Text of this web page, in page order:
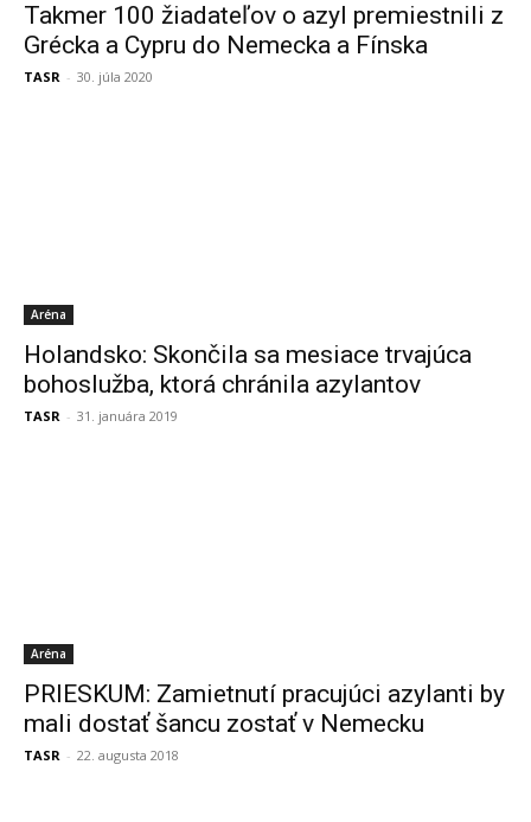
Takmer 100 žiadateľov o azyl premiestnili z
Grécka a Cypru do Nemecka a Fínska
TASR - 30. júla 2020
Aréna
Holandsko: Skončila sa mesiace trvajúca
bohoslužba, ktorá chránila azylantov
TASR - 31. januára 2019
Aréna
PRIESKUM: Zamietnutí pracujúci azylanti by
mali dostať šancu zostať v Nemecku
TASR - 22. augusta 2018